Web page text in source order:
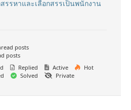
รรหาและเลือกสรรเป็นพนักงาน
posts
posts
Replied Active
Hot
Solved
Private